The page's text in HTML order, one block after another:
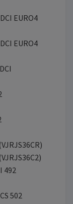
EURO4
EURO4
492
502